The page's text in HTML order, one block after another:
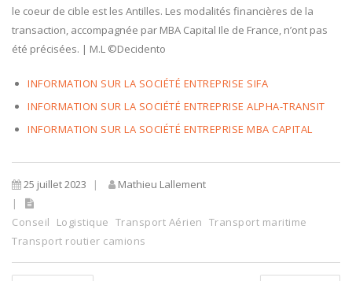
le coeur de cible est les Antilles. Les modalités financières de la
transaction, accompagnée par MBA Capital Ile de France, n’ont pas
été précisées. | M.L ©Decidento
INFORMATION SUR LA SOCIÉTÉ ENTREPRISE SIFA
INFORMATION SUR LA SOCIÉTÉ ENTREPRISE ALPHA-TRANSIT
INFORMATION SUR LA SOCIÉTÉ ENTREPRISE MBA CAPITAL
25 juillet 2023 Mathieu Lallement
Conseil Logistique Transport Aérien Transport maritime
Transport routier camions